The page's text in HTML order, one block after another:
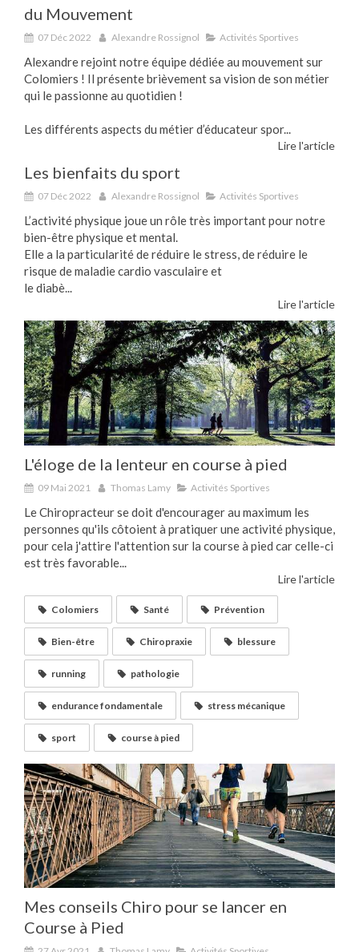
du Mouvement
07 Déc 2022 Alexandre Rossignol Activités Sportives
Alexandre rejoint notre équipe dédiée au mouvement sur
Colomiers ! Il présente brièvement sa vision de son métier
qui le passionne au quotidien !
Les différents aspects du métier d’éducateur spor...
Lire l'article
Les bienfaits du sport
07 Déc 2022 Alexandre Rossignol Activités Sportives
L’activité physique joue un rôle très important pour notre
bien-être physique et mental.
Elle a la particularité de réduire le stress, de réduire le
risque de maladie cardio vasculaire et
le diabè...
Lire l'article
L'éloge de la lenteur en course à pied
09 Mai 2021 Thomas Lamy Activités Sportives
Le Chiropracteur se doit d'encourager au maximum les
personnes qu'ils côtoient à pratiquer une activité physique,
pour cela j'attire l'attention sur la course à pied car celle-ci
est très favorable...
Lire l'article
Colomiers Santé Prévention
Bien-être Chiropraxie blessure
running pathologie
endurance fondamentale stress mécanique
sport course à pied
Mes conseils Chiro pour se lancer en
Course à Pied